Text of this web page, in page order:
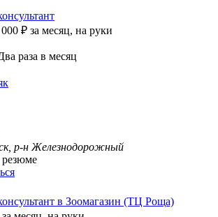
000 ₽ за месяц, на руки
раза в месяц
р-н Железнодорожный
в Зоомагазин (ТЦ Роща)